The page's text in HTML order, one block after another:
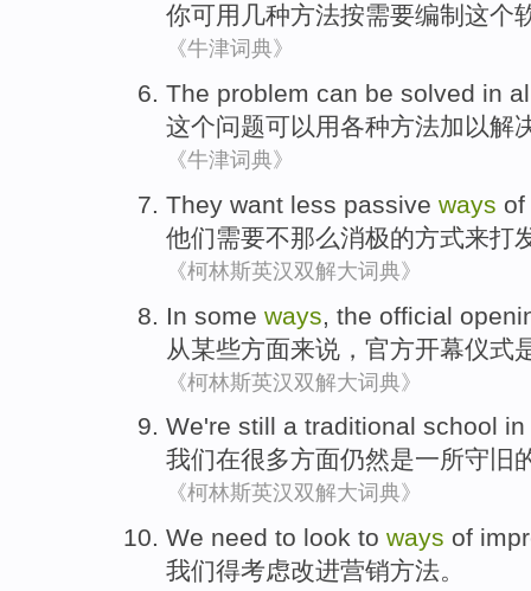
你可用 几种方法按需要编制 这个
《牛津词典》
The problem can be solved in
这个问题可以用各种方法加以解
《牛津词典》
They want less passive ways of
他们需要不那么消极的方式来打
《柯林斯英汉双解大词典》
In some ways the official
从某些方面来说 ， 官方开幕仪式
《柯林斯英汉双解大词典》
We're still a traditional school in
我们在很多方面仍然是一所守旧
《柯林斯英汉双解大词典》
We need to look to ways of
我们得考虑改进营销方法。